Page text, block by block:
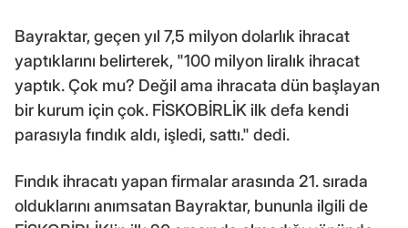
Bayraktar, geçen yıl 7,5 milyon dolarlık ihracat
yaptıklarını belirterek, "100 milyon liralık ihracat
yaptık. Çok mu? Değil ama ihracata dün başlayan
bir kurum için çok. FİSKOBİRLİK ilk defa kendi
parasıyla fındık aldı, işledi, sattı." dedi.
Fındık ihracatı yapan firmalar arasında 21. sırada
olduklarını anımsatan Bayraktar, bununla ilgili de